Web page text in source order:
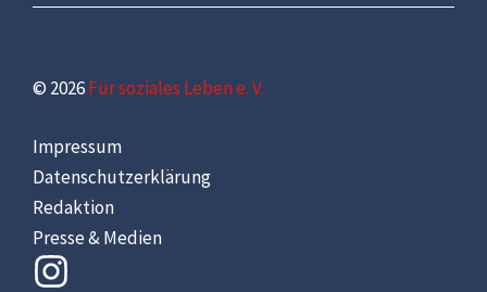
© 2026Für soziales Leben e. V.
Impressum
Datenschutzerklärung
Redaktion
Presse & Medien